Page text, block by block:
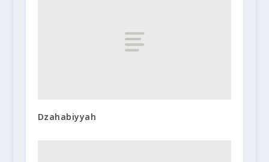
Dzahabiyyah